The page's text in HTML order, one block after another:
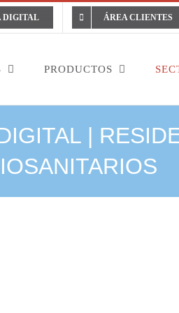
DIGITAL ÁREA CLIENTES
PRODUCTOS
|